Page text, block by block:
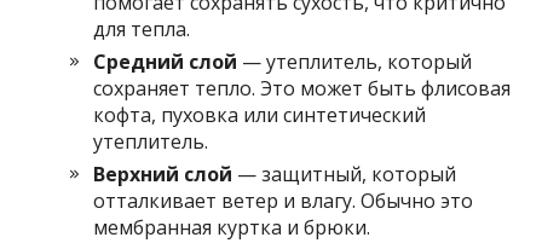
для тепла.
Средний слой — утеплитель, который
сохраняет тепло. Это может быть флисовая
кофта, пуховка или синтетический
утеплитель.
Верхний слой — защитный, который
отталкивает ветер и влагу. Обычно это
мембранная куртка и брюки.